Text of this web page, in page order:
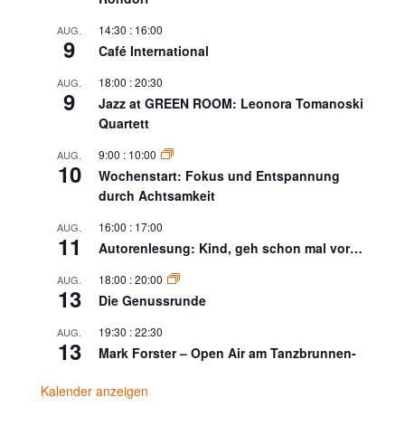
AUG.
9
14:30 : 16:00
Café International
AUG.
9
18:00 :20:30
Jazz at GREEN ROOM: Leonora Tomanoski
Quartett
AUG.
10
9:00 : 10:00
Wochenstart: Fokus und Entspannung
durch Achtsamkeit
AUG.
11
16:00 : 17:00
Autorenlesung: Kind, geh schon mal vor…
AUG.
13
18:00 :20:00
Die Genussrunde
AUG.
13
19:30 :22:30
Mark Forster – Open Air am Tanzbrunnen-
Kalender anzeigen